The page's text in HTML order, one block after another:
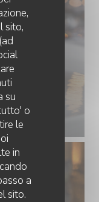
sito,
su
o
le
in
a
sito.